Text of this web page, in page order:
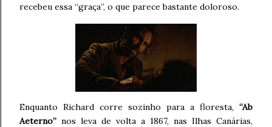
recebeu essa “graça”, o que parece bastante doloroso.
Enquanto Richard corre sozinho para a floresta, “Ab
Aeterno” nos leva de volta a 1867, nas Ilhas Canárias,